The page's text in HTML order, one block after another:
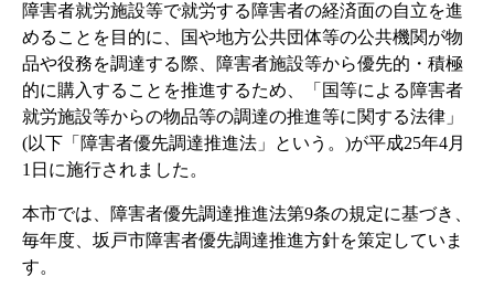
障害者就労施設等で就労する障害者の経済面の自立を進
めることを目的に、国や地方公共団体等の公共機関が物
品や役務を調達する際、障害者施設等から優先的・積極
的に購入することを推進するため、「国等による障害者
就労施設等からの物品等の調達の推進等に関する法律」
(以下「障害者優先調達推進法」という。)が平成25年4月
1日に施行されました。
本市では、障害者優先調達推進法第9条の規定に基づき、
毎年度、坂戸市障害者優先調達推進方針を策定していま
す。